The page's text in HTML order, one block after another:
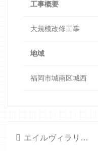
工事概要
大規模改修工事
地域
福岡市城南区城西
エイルヴィラリベルシティ諸岡